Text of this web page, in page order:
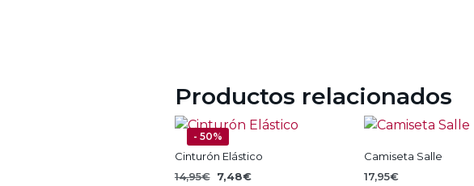
Productos relacionados
- 50%
Cinturón Elástico
14,95€ El
7,48€El
Camiseta Salle
17,95€